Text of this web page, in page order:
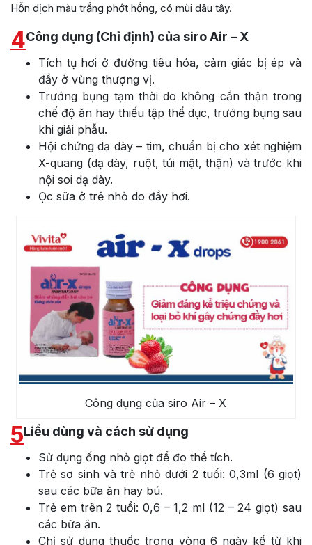
Hỗn dịch màu trắng phớt hồng, có mùi dâu tây.
4Công dụng (Chỉ định) của siro Air – X
Tích tụ hơi ở đường tiêu hóa, cảm giác bị ép và
đầy ở vùng thượng vị.
Trướng bụng tạm thời do không cẩn thận trong
chế độ ăn hay thiếu tập thể dục, trướng bụng sau
khi giải phẫu.
Hội chứng dạ dày – tim, chuẩn bị cho xét nghiệm
X-quang (dạ dày, ruột, túi mật, thận) và trước khi
nội soi dạ dày.
Ọc sữa ở trẻ nhỏ do đầy hơi.
Công dụng của siro Air – X
5Liều dùng và cách sử dụng
Sử dụng ống nhỏ giọt để đo thể tích.
Trẻ sơ sinh và trẻ nhỏ dưới 2 tuổi: 0,3ml (6 giọt)
sau các bữa ăn hay bú.
Trẻ em trên 2 tuổi: 0,6 – 1,2 ml (12 – 24 giọt) sau
các bữa ăn.
Chỉ sử dụng thuốc trong vòng 6 ngày kể từ khi